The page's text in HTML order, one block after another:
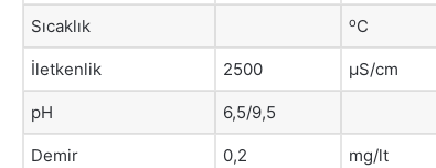
Sıcaklık oC
İletkenlik 2500 μS/cm
pH 6,5/9,5
Demir 0,2 mg/lt